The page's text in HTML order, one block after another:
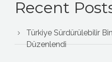
Recent
Türkiye Sürdürülebilir
Düzenlendi